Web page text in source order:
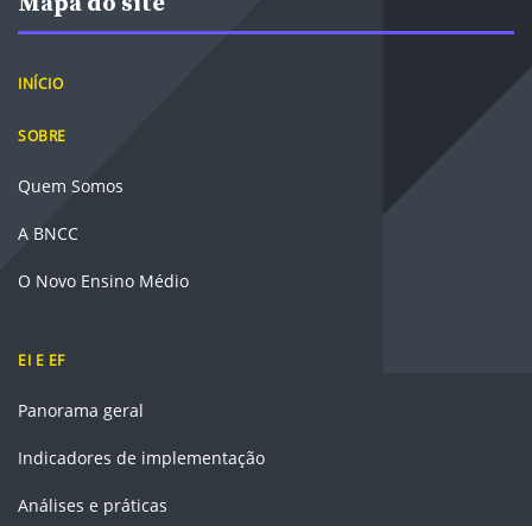
INÍCIO
SOBRE
Quem Somos
A BNCC
O Novo Ensino Médio
EI E EF
Panorama geral
Indicadores de implementação
Análises e práticas